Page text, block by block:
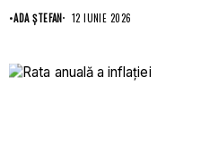
•ADA ȘTEFAN 12 IUNIE 2026